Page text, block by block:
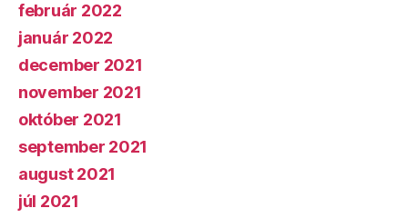
február 2022
január 2022
december 2021
november 2021
október 2021
september 2021
august 2021
júl 2021